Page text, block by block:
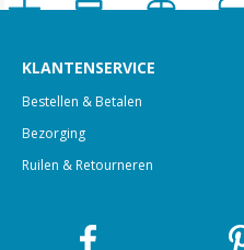
KLANTENSERVICE
Bestellen & Betalen
Bezorging
Ruilen & Retourneren